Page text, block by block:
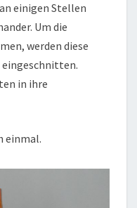
einigen Stellen
Um die
werden diese
eingeschnitten.
in ihre
einmal.